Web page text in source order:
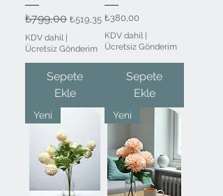
Normal Fiyat
₺799,00 İndirimli Fiyat
₺519,35
KDV dahil
Ücretsiz Gönderim
Sepete
Ekle
Fiyat
₺380,00
KDV dahil
Ücretsiz Gönderim
Sepete
Ekle
Yeni Yeni